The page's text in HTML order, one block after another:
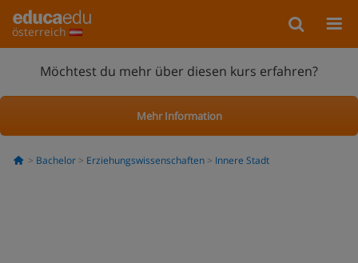
österreich
Möchtest du mehr über diesen kurs erfahren?
Mehr Information
Bachelor Erziehungswissenschaften Innere Stadt